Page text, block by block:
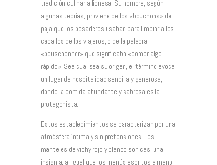
tradición culinaria lionesa. Su nombre, según
algunas teorías, proviene de los «bouchons» de
paja que los posaderos usaban para limpiar a los
caballos de los viajeros, o de la palabra
«bouschonner» que significaba «comer algo
rápido». Sea cual sea su origen, el término evoca
un lugar de hospitalidad sencilla y generosa,
donde la comida abundante y sabrosa es la
protagonista.
Estos establecimientos se caracterizan por una
atmósfera íntima y sin pretensiones. Los
manteles de vichy rojo y blanco son casi una
insignia, al igual que los menús escritos a mano